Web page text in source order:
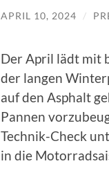
APRIL 10, 2024 /
Der April lädt mit
der langen
auf den Asphalt
Pannen
Technik-Check
in die